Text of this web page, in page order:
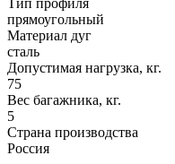
прямоугольный
Материал дуг
сталь
Допустимая нагрузка, кг.
75
Вес багажника, кг.
5
Страна производства
Россия